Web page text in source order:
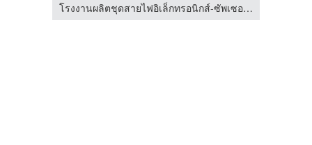
โรงงานผลิตชุดสายไฟอิเล็กทรอนิกส์-ซัพเซอร์กิต